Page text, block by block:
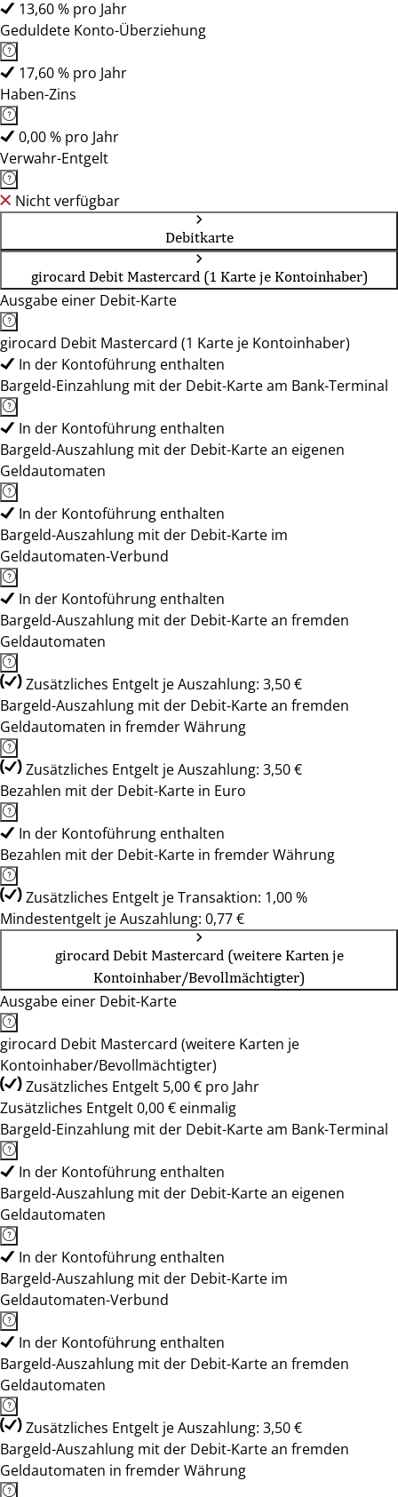
13,60 % pro Jahr
Geduldete Konto-Überziehung
17,60 % pro Jahr
Haben-Zins
0,00 % pro Jahr
Verwahr-Entgelt
Nicht verfügbar
Debitkarte
girocard Debit Mastercard (1 Karte je Kontoinhaber)
Ausgabe einer Debit-Karte
girocard Debit Mastercard (1 Karte je Kontoinhaber)
In der Kontoführung enthalten
Bargeld-Einzahlung mit der Debit-Karte am Bank-Terminal
In der Kontoführung enthalten
Bargeld-Auszahlung mit der Debit-Karte an eigenen
Geldautomaten
In der Kontoführung enthalten
Bargeld-Auszahlung mit der Debit-Karte im
Geldautomaten-Verbund
In der Kontoführung enthalten
Bargeld-Auszahlung mit der Debit-Karte an fremden
Geldautomaten
Zusätzliches Entgelt je Auszahlung: 3,50 €
Bargeld-Auszahlung mit der Debit-Karte an fremden
Geldautomaten in fremder Währung
Zusätzliches Entgelt je Auszahlung: 3,50 €
Bezahlen mit der Debit-Karte in Euro
In der Kontoführung enthalten
Bezahlen mit der Debit-Karte in fremder Währung
Zusätzliches Entgelt je Transaktion: 1,00 %
Mindestentgelt je Auszahlung: 0,77 €
girocard Debit Mastercard (weitere Karten je
Kontoinhaber/Bevollmächtigter)
Ausgabe einer Debit-Karte
girocard Debit Mastercard (weitere Karten je
Kontoinhaber/Bevollmächtigter)
Zusätzliches Entgelt 5,00 € pro Jahr
Zusätzliches Entgelt 0,00 € einmalig
Bargeld-Einzahlung mit der Debit-Karte am Bank-Terminal
In der Kontoführung enthalten
Bargeld-Auszahlung mit der Debit-Karte an eigenen
Geldautomaten
In der Kontoführung enthalten
Bargeld-Auszahlung mit der Debit-Karte im
Geldautomaten-Verbund
In der Kontoführung enthalten
Bargeld-Auszahlung mit der Debit-Karte an fremden
Geldautomaten
Zusätzliches Entgelt je Auszahlung: 3,50 €
Bargeld-Auszahlung mit der Debit-Karte an fremden
Geldautomaten in fremder Währung